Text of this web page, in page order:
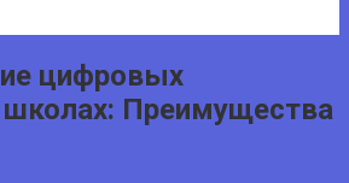
цифровых
школах: Преимущества